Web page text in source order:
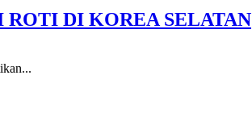
ROTI DI KOREA SELATAN